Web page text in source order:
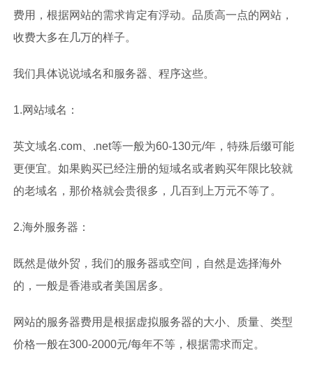
费用，根据网站的需求肯定有浮动。品质高一点的网站，
收费大多在几万的样子。
我们具体说说域名和服务器、程序这些。
1.网站域名：
英文域名.com、.net等一般为60-130元/年，特殊后缀可能
更便宜。如果购买已经注册的短域名或者购买年限比较就
的老域名，那价格就会贵很多，几百到上万元不等了。
2.海外服务器：
既然是做外贸，我们的服务器或空间，自然是选择海外
的，一般是香港或者美国居多。
网站的服务器费用是根据虚拟服务器的大小、质量、类型
价格一般在300-2000元/每年不等，根据需求而定。